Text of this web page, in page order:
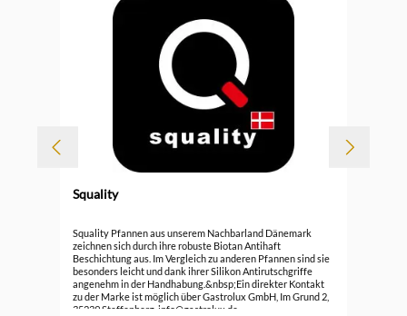
Squality
Squality Pfannen aus unserem Nachbarland Dänemark
zeichnen sich durch ihre robuste Biotan Antihaft
Beschichtung aus. Im Vergleich zu anderen Pfannen sind sie
besonders leicht und dank ihrer Silikon Antirutschgriffe
angenehm in der Handhabung.&nbsp;Ein direkter Kontakt
zu der Marke ist möglich über Gastrolux GmbH, Im Grund 2,
35239 Steffenberg, info@gastrolux.de